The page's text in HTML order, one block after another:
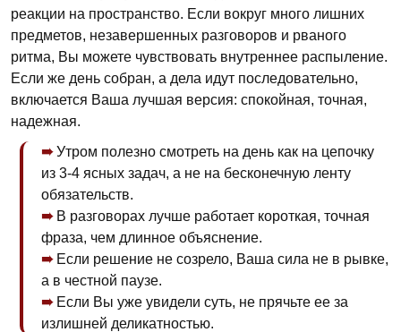
реакции на пространство. Если вокруг много лишних
предметов, незавершенных разговоров и рваного
ритма, Вы можете чувствовать внутреннее распыление.
Если же день собран, а дела идут последовательно,
включается Ваша лучшая версия: спокойная, точная,
надежная.
Утром полезно смотреть на день как на цепочку
из 3-4 ясных задач, а не на бесконечную ленту
обязательств.
В разговорах лучше работает короткая, точная
фраза, чем длинное объяснение.
Если решение не созрело, Ваша сила не в рывке,
а в честной паузе.
Если Вы уже увидели суть, не прячьте ее за
излишней деликатностью.